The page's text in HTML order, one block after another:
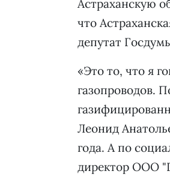
Астраханскую
что
депутат
«Это то, что я
газопроводов.
Леонид
года. А по
директор ООО